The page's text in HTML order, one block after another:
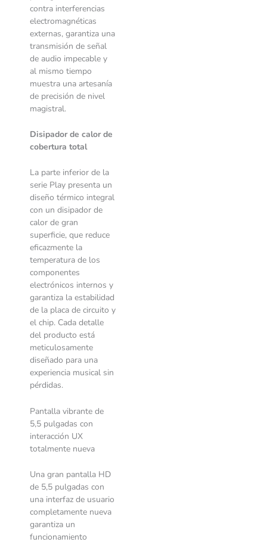
contra interferencias
electromagnéticas
externas, garantiza una
transmisión de señal
de audio impecable y
al mismo tiempo
muestra una artesanía
de precisión de nivel
magistral.
Disipador de calor de
cobertura total
La parte inferior de la
serie Play presenta un
diseño térmico integral
con un disipador de
calor de gran
superficie, que reduce
eficazmente la
temperatura de los
componentes
electrónicos internos y
garantiza la estabilidad
de la placa de circuito y
el chip. Cada detalle
del producto está
meticulosamente
diseñado para una
experiencia musical sin
pérdidas.
Pantalla vibrante de
5,5 pulgadas con
interacción UX
totalmente nueva
Una gran pantalla HD
de 5,5 pulgadas con
una interfaz de usuario
completamente nueva
garantiza un
funcionamiento